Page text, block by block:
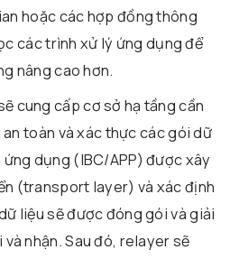
hoặc các hợp đồng thông
các trình xử lý ứng dụng để
nâng cao hơn.
cung cấp cơ sở hạ tầng cần
toàn và xác thực các gói dữ
dụng (IBC/APP) được xây
(transport layer) và xác định
liệu sẽ được đóng gói và giải
nhận. Sau đó, relayer sẽ